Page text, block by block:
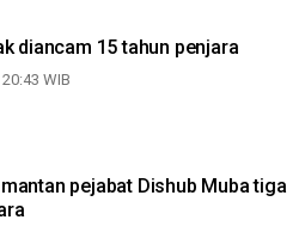
diancam 15 tahun penjara
WIB
pejabat Dishub Muba tiga